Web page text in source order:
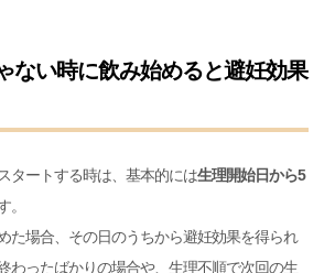
ない時に飲み始めると避妊効果
タートする時は、基本的には生理開始日から5
。
た場合、その日のうちから避妊効果を得られ
わったばかりの場合や、生理不順で次回の生